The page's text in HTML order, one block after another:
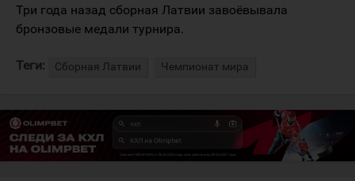
Три года назад сборная Латвии завоёвывала
бронзовые медали турнира.
Теги: Сборная Латвии Чемпионат мира